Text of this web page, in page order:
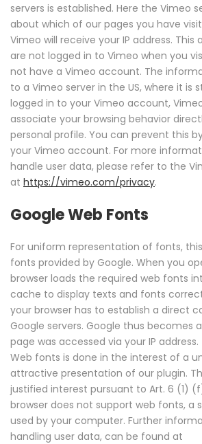
servers is established. Here the Vimeo
about which of our pages you have
Vimeo will receive your IP address. This
are not logged in to Vimeo when you
not have a Vimeo account. The
to a Vimeo server in the US, where it is
logged in to your Vimeo account,
associate your browsing behavior
personal profile. You can prevent this
your Vimeo account. For more
handle user data, please refer to the
at https://vimeo.com/privacy.
Google Web Fonts
For uniform representation of fonts,
fonts provided by Google. When you
browser loads the required web fonts
cache to display texts and fonts
your browser has to establish a direct
Google servers. Google thus becomes
page was accessed via your IP
Web fonts is done in the interest of a
attractive presentation of our plugin.
justified interest pursuant to Art. 6 (1)
browser does not support web fonts, a
used by your computer. Further
handling user data, can be found at